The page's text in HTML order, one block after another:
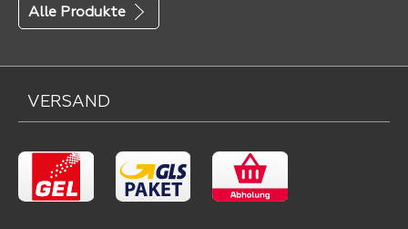
Alle Produkte
VERSAND